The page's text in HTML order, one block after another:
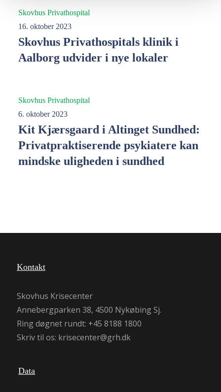
Skovhus Privathospitals klinik i
Aalborg udvider i nye lokaler
16. oktober 2023
Skovhus Privathospital
Kit Kjærsgaard i Altinget Sundhed:
Privatpraktiserende psykiatere kan
mindske uligheden i sundhed
6. oktober 2023
Skovhus Privathospital
Kontakt
Skovhus Krisecenter
Annebergparken 38, 4500 Nykøbing Sj.
Ring døgnet rundt: +45 8188 1800
Skriv til os: krisecenter@grh.dk
Data